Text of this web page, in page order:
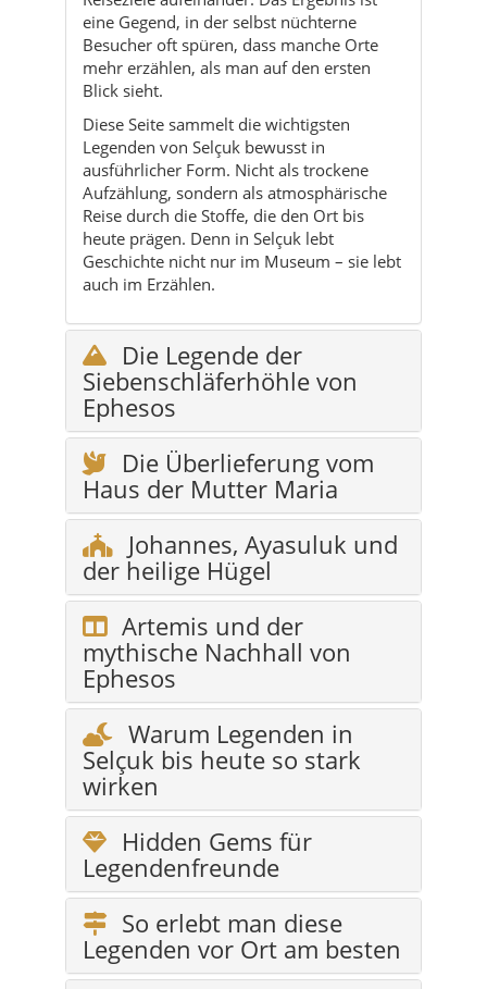
Diese Seite sammelt die wichtigsten
Legenden von Selçuk bewusst in
ausführlicher Form. Nicht als trockene
Aufzählung, sondern als atmosphärische
Reise durch die Stoffe, die den Ort bis
heute prägen. Denn in Selçuk lebt
Geschichte nicht nur im Museum – sie lebt
auch im Erzählen.
Die Legende der
Siebenschläferhöhle von
Ephesos
Die Überlieferung vom
Haus der Mutter Maria
Johannes, Ayasuluk und
der heilige Hügel
Artemis und der
mythische Nachhall von
Ephesos
Warum Legenden in
Selçuk bis heute so stark
wirken
Hidden Gems für
Legendenfreunde
So erlebt man diese
Legenden vor Ort am besten
Klima & beste Reisezeit
Barrierefreiheit /
Komfort